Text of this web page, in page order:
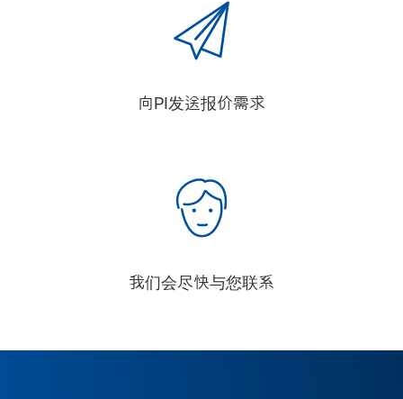
向PI发送报价需求
我们会尽快与您联系